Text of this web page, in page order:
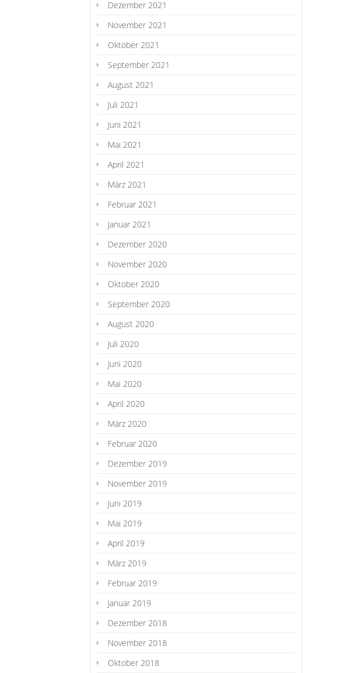
Dezember 2021
November 2021
Oktober 2021
September 2021
August 2021
Juli 2021
Juni 2021
Mai 2021
April 2021
März 2021
Februar 2021
Januar 2021
Dezember 2020
November 2020
Oktober 2020
September 2020
August 2020
Juli 2020
Juni 2020
Mai 2020
April 2020
März 2020
Februar 2020
Dezember 2019
November 2019
Juni 2019
Mai 2019
April 2019
März 2019
Februar 2019
Januar 2019
Dezember 2018
November 2018
Oktober 2018